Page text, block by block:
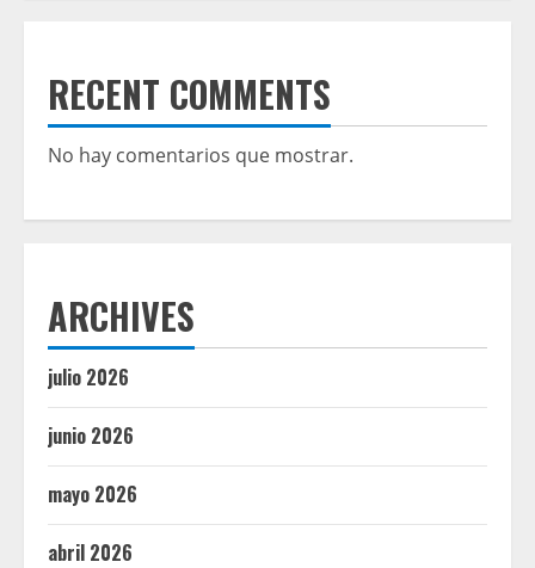
RECENT COMMENTS
No hay comentarios que mostrar.
ARCHIVES
julio 2026
junio 2026
mayo 2026
abril 2026